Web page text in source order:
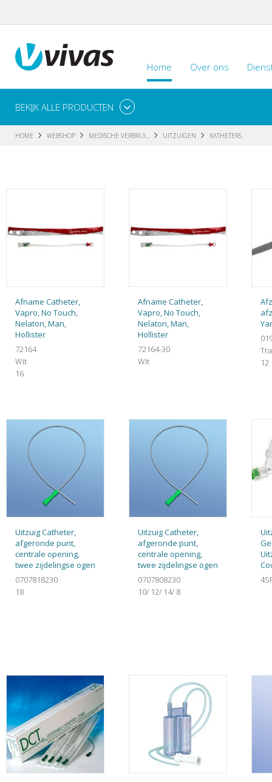
Home Over ons
BEKIJK ALLE PRODUCTEN
HOME WEBSHOP MEDISCHE VERBRUI... UITZUIGEN KATHETERS
Afname Catheter,
Vapro, No Touch,
Nelaton, Man,
Hollister
72164
Wit
16
Afname Catheter,
Vapro, No Touch,
Nelaton, Man,
Hollister
72164-30
Wit
12
Uitzuig Catheter,
afgeronde punt,
centrale opening,
twee zijdelingse ogen
0707818230
18
Uitzuig Catheter,
afgeronde punt,
centrale opening,
twee zijdelingse ogen
0707808230
10/ 12/ 14/ 8